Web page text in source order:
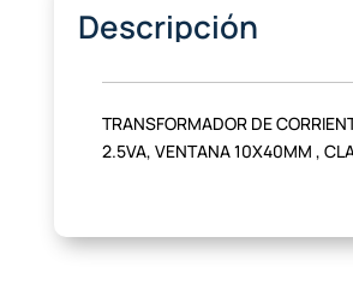
Descripción
TRANSFORMADOR DE
2.5VA, VENTANA 10X40MM ,